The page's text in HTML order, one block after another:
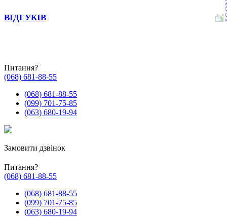
ВІДГУКІВ
Питання?
(068) 681-88-55
(068) 681-88-55
(099) 701-75-85
(063) 680-19-94
Замовити дзвінок
Питання?
(068) 681-88-55
(068) 681-88-55
(099) 701-75-85
(063) 680-19-94